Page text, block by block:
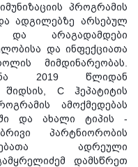
პროგრამის
ადგილებზე არსებულ
და არაგადამდები
და ინფექციათა
მიმდინარეობას.
2019 წლიდან
შიდსის, C ჰეპატიტის
ამოქმედებას
და ახალი ტიპის -
პარტნიორობის
ადრეული
დამსწრეთ